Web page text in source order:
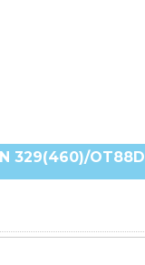
329(460)/OT88D